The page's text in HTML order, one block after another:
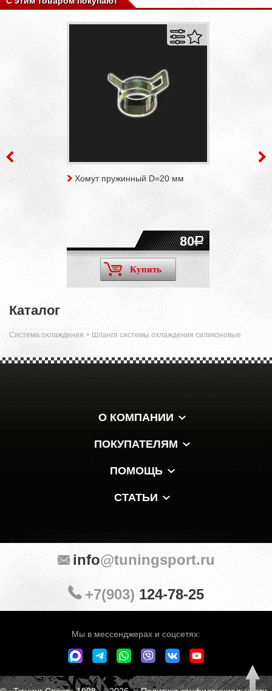
Хомут пружинный D=20 мм
80
Купить
Каталог
Система охлаждения > Шланги системы охлаждения силиконовые
О КОМПАНИИ
ПОКУПАТЕЛЯМ
ПОМОЩЬ
СТАТЬИ
Мы в мессенджерах и соцсетях:
info@tuningsport.ru
+7(903) 124-78-25